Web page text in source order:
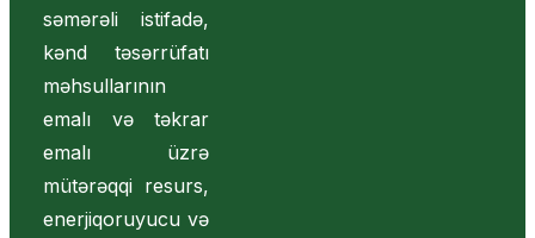
səmərəli istifadə,
kənd təsərrüfatı
məhsullarının
emalı və təkrar
emalı üzrə
mütərəqqi resurs,
enerjiqoruyucu və